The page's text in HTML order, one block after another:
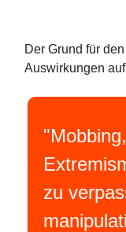
Der Grund für
Auswirkungen
zu